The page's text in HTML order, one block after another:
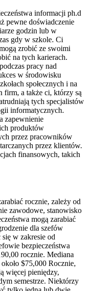
informacji ph.d
pewne doświadczenie
godzin lub w
gdy w szkole. Ci
zrobić ze swoimi
na tych karierach.
pracy nad
w środowisku
społecznych i na
firm, a także ci, którzy są
tych specjalistów
informatycznych.
zapewnienie
produktów
przez pracowników
przez klientów.
finansowych, takich
rocznie, zależy od
zawodowe, stanowisko
mogą zarabiać
dla szefów
w zakresie od
bezpieczeństwa
rocznie. Mediana
$75,000 Rocznie,
więcej pieniędzy,
semestrze. Niektórzy